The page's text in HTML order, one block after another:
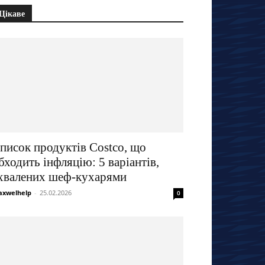
продуктів Costco, що
інфляцію: 5 варіантів,
шеф-кухарями
- 25.02.2026 0